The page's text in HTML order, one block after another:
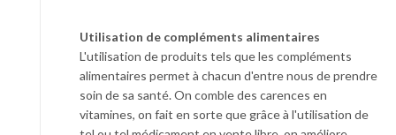
Utilisation de compléments alimentaires
L'utilisation de produits tels que les compléments
alimentaires permet à chacun d'entre nous de prendre
soin de sa santé. On comble des carences en
vitamines, on fait en sorte que grâce à l'utilisation de